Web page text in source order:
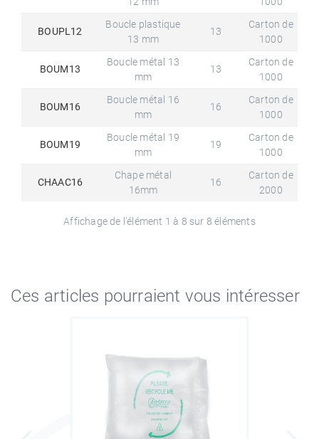
BOUPL12
Boucle plastique
13 mm
13
Carton de
1000
BOUM13
Boucle métal 13
mm
13
Carton de
1000
BOUM16
Boucle métal 16
mm
16
Carton de
1000
BOUM19
Boucle métal 19
mm
19
Carton de
1000
CHAAC16
Chape métal
16mm
16
Carton de
2000
Affichage de l'élément 1 à 8 sur 8 éléments
Ces articles pourraient vous intéresser